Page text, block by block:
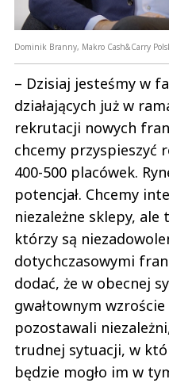
Dominik Branny, Makro Cash&Carry
– Dzisiaj jesteśmy w
działających już w
rekrutacji nowych
chcemy przyspieszyć
400-500 placówek.
potencjał. Chcemy
niezależne sklepy,
którzy są
dotychczasowymi
dodać, że w obecnej
gwałtownym
pozostawali
trudnej sytuacji, w
będzie mogło im w